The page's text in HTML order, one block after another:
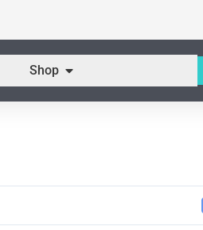
Servicebereich
Shop Öffne Shop